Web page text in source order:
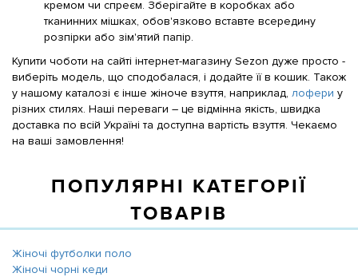
кремом чи спреєм. Зберігайте в коробках або
тканинних мішках, обов'язково вставте всередину
розпірки або зім'ятий папір.
Купити чоботи на сайті інтернет-магазину Sezon дуже просто -
виберіть модель, що сподобалася, і додайте її в кошик. Також
у нашому каталозі є інше жіноче взуття, наприклад, лофери у
різних стилях. Наші переваги – це відмінна якість, швидка
доставка по всій Україні та доступна вартість взуття. Чекаємо
на ваші замовлення!
ПОПУЛЯРНІ КАТЕГОРІЇ
ТОВАРІВ
Жіночі футболки поло
Жіночі чорні кеди